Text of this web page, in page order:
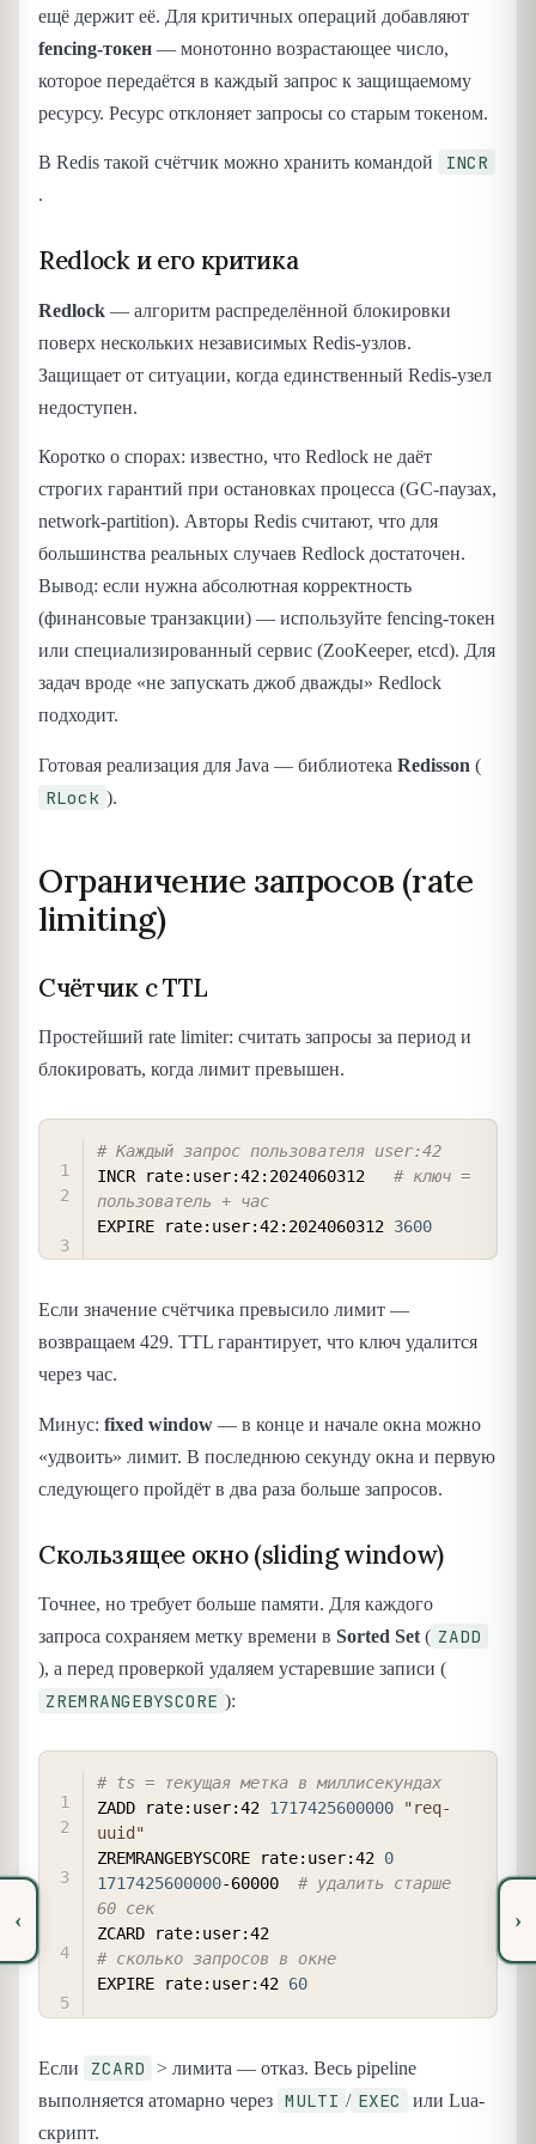
‹
ещё держит её. Для критичных операций добавляют
fencing-токен — монотонно возрастающее число,
которое передаётся в каждый запрос к защищаемому
ресурсу. Ресурс отклоняет запросы со старым токеном.
В Redis такой счётчик можно хранить командой INCR
.
Redlock и его критика
Redlock — алгоритм распределённой блокировки
поверх нескольких независимых Redis-узлов.
Защищает от ситуации, когда единственный Redis-узел
недоступен.
Коротко о спорах: известно, что Redlock не даёт
строгих гарантий при остановках процесса (GC-паузах,
network-partition). Авторы Redis считают, что для
большинства реальных случаев Redlock достаточен.
Вывод: если нужна абсолютная корректность
(финансовые транзакции) — используйте fencing-токен
или специализированный сервис (ZooKeeper, etcd). Для
задач вроде «не запускать джоб дважды» Redlock
подходит.
Готовая реализация для Java — библиотека Redisson (
RLock ).
Ограничение запросов (rate
limiting)
Счётчик с TTL
Простейший rate limiter: считать запросы за период и
блокировать, когда лимит превышен.
# Каждый запрос пользователя user:42
INCR rate:user:42:2024060312 # ключ =
пользователь + час
EXPIRE rate:user:42:2024060312 3600
Если значение счётчика превысило лимит —
возвращаем 429. TTL гарантирует, что ключ удалится
через час.
Минус: fixed window — в конце и начале окна можно
«удвоить» лимит. В последнюю секунду окна и первую
следующего пройдёт в два раза больше запросов.
Скользящее окно (sliding window)
Точнее, но требует больше памяти. Для каждого
запроса сохраняем метку времени в Sorted Set ( ZADD
), а перед проверкой удаляем устаревшие записи (
ZREMRANGEBYSCORE ):
# ts = текущая метка в миллисекундах
ZADD rate:user:42 1717425600000
"req-
uuid"
ZREMRANGEBYSCORE rate:user:42 0
1717425600000-60000 # удалить старше
60 сек
ZCARD
# сколько запросов в окне
EXPIRE rate:user:42 60
Если ZCARD
> лимита — отказ. Весь pipeline
выполняется атомарно через MULTI / EXEC
или Lua-
скрипт.
›